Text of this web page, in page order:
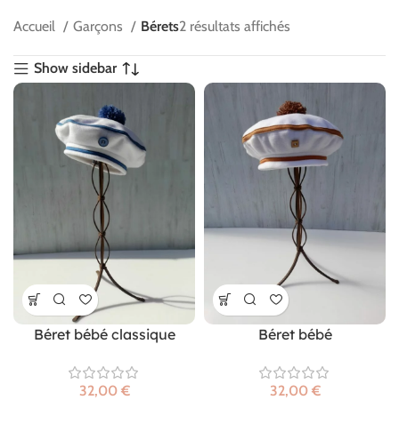
Accueil Garçons Bérets2 résultats affichés
Show sidebar
Béret bébé classique
€
Béret bébé
€